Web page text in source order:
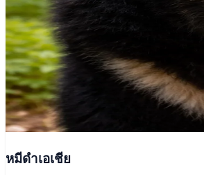
หมีดำเอเชีย